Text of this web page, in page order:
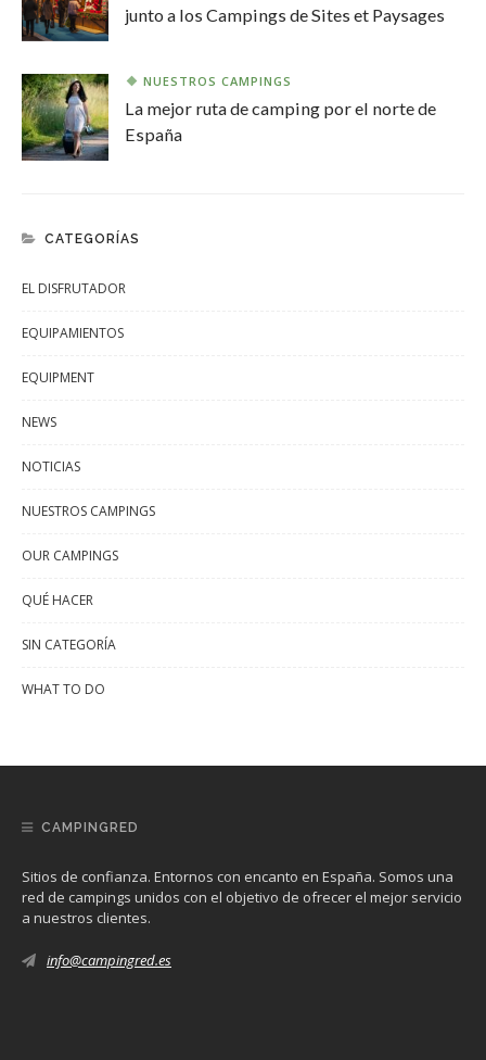
junto a los Campings de Sites et Paysages
NUESTROS CAMPINGS
La mejor ruta de camping por el norte de
España
CATEGORÍAS
EL DISFRUTADOR
EQUIPAMIENTOS
EQUIPMENT
NEWS
NOTICIAS
NUESTROS CAMPINGS
OUR CAMPINGS
QUÉ HACER
SIN CATEGORÍA
WHAT TO DO
CAMPINGRED
Sitios de confianza. Entornos con encanto en España. Somos una
red de campings unidos con el objetivo de ofrecer el mejor servicio
a nuestros clientes.
info@campingred.es